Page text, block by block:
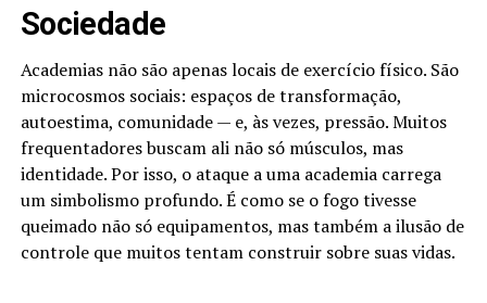
Sociedade
Academias não são apenas locais de exercício físico. São
microcosmos sociais: espaços de transformação,
autoestima, comunidade — e, às vezes, pressão. Muitos
frequentadores buscam ali não só músculos, mas
identidade. Por isso, o ataque a uma academia carrega
um simbolismo profundo. É como se o fogo tivesse
queimado não só equipamentos, mas também a ilusão de
controle que muitos tentam construir sobre suas vidas.